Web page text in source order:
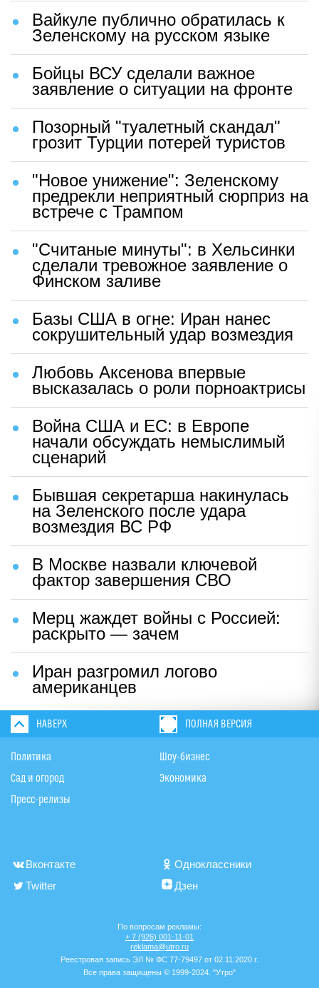
Вайкуле публично обратилась к
Зеленскому на русском языке
Бойцы ВСУ сделали важное
заявление о ситуации на фронте
Позорный "туалетный скандал"
грозит Турции потерей туристов
"Новое унижение": Зеленскому
предрекли неприятный сюрприз на
встрече с Трампом
"Считаные минуты": в Хельсинки
сделали тревожное заявление о
Финском заливе
Базы США в огне: Иран нанес
сокрушительный удар возмездия
Любовь Аксенова впервые
высказалась о роли порноактрисы
Война США и ЕС: в Европе
начали обсуждать немыслимый
сценарий
Бывшая секретарша накинулась
на Зеленского после удара
возмездия ВС РФ
В Москве назвали ключевой
фактор завершения СВО
Мерц жаждет войны с Россией:
раскрыто — зачем
Иран разгромил логово
американцев
НАВЕРХ ПОЛНАЯ ВЕРСИЯ
Политика
Сад и огород
Пресс-релизы
Шоу-бизнес
Экономика
Вконтакте
Одноклассники
Twitter
Дзен
По вопросам рекламы:
+ 7 (926) 001-11-01
reklama@utro.ru
Реестровая запись ЭЛ № ФС 77-79497 от 02.11.2020 г.
Все права защищены © 1999-2024. "Утро"